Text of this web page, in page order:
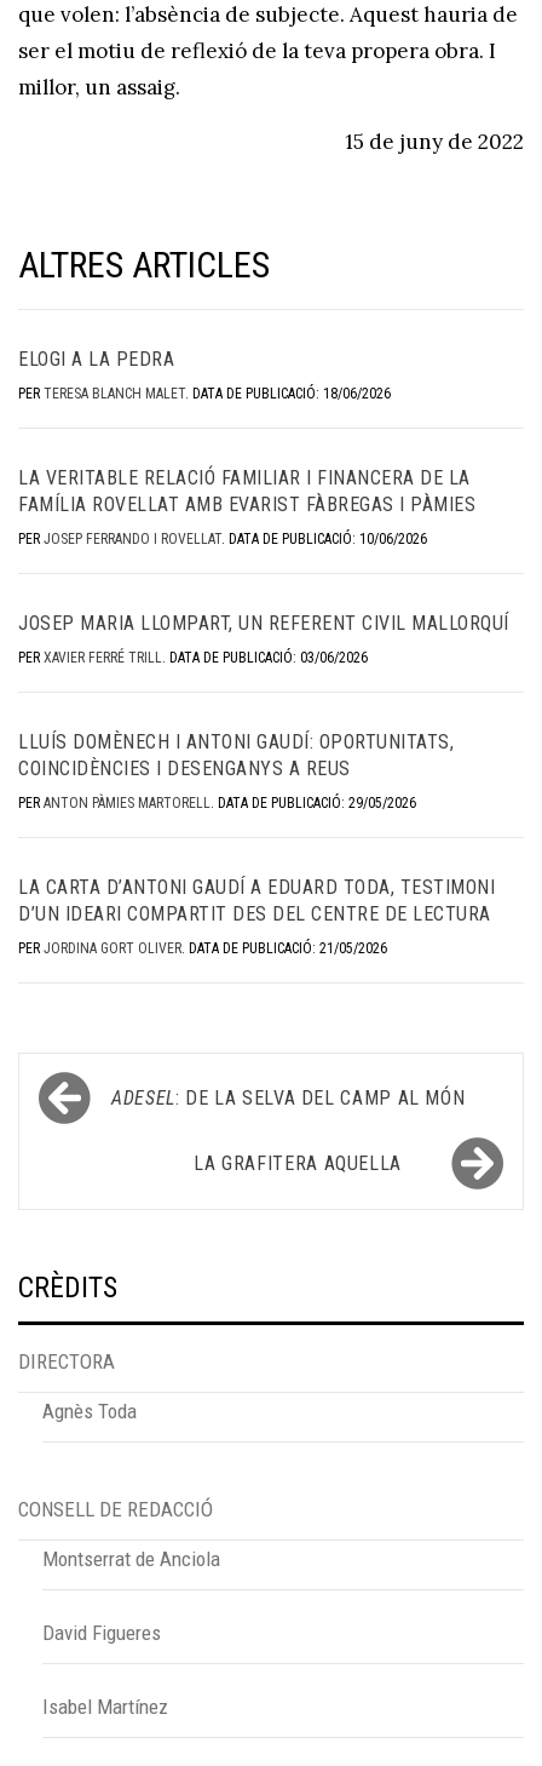
que volen: l’absència de subjecte. Aquest hauria de
ser el motiu de reflexió de la teva propera obra. I
millor, un assaig.
15 de juny de 2022
ALTRES ARTICLES
ELOGI A LA PEDRA
PER TERESA BLANCH MALET. DATA DE PUBLICACIÓ: 18/06/2026
LA VERITABLE RELACIÓ FAMILIAR I FINANCERA DE LA
FAMÍLIA ROVELLAT AMB EVARIST FÀBREGAS I PÀMIES
PER JOSEP FERRANDO I ROVELLAT. DATA DE PUBLICACIÓ: 10/06/2026
JOSEP MARIA LLOMPART, UN REFERENT CIVIL MALLORQUÍ
PER XAVIER FERRÉ TRILL. DATA DE PUBLICACIÓ: 03/06/2026
LLUÍS DOMÈNECH I ANTONI GAUDÍ: OPORTUNITATS,
COINCIDÈNCIES I DESENGANYS A REUS
PER ANTON PÀMIES MARTORELL. DATA DE PUBLICACIÓ: 29/05/2026
LA CARTA D’ANTONI GAUDÍ A EDUARD TODA, TESTIMONI
D’UN IDEARI COMPARTIT DES DEL CENTRE DE LECTURA
PER JORDINA GORT OLIVER. DATA DE PUBLICACIÓ: 21/05/2026
Navegació
d'entrades
ADESEL: DE LA SELVA DEL CAMP AL MÓN
LA GRAFITERA AQUELLA
CRÈDITS
DIRECTORA
Agnès Toda
CONSELL DE REDACCIÓ
Montserrat de Anciola
David Figueres
Isabel Martínez